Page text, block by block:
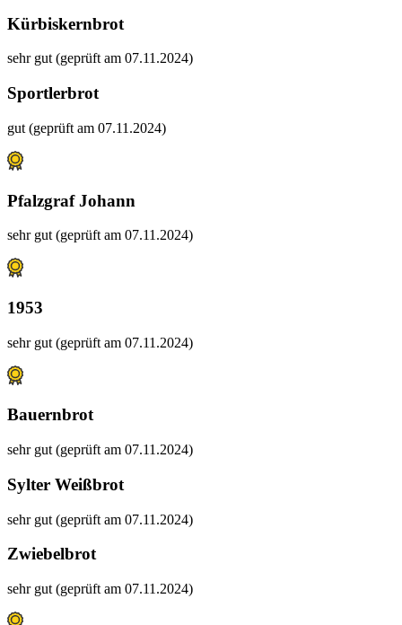
Kürbiskernbrot
sehr gut (geprüft am 07.11.2024)
Sportlerbrot
gut (geprüft am 07.11.2024)
Pfalzgraf Johann
sehr gut (geprüft am 07.11.2024)
1953
sehr gut (geprüft am 07.11.2024)
Bauernbrot
sehr gut (geprüft am 07.11.2024)
Sylter Weißbrot
sehr gut (geprüft am 07.11.2024)
Zwiebelbrot
sehr gut (geprüft am 07.11.2024)